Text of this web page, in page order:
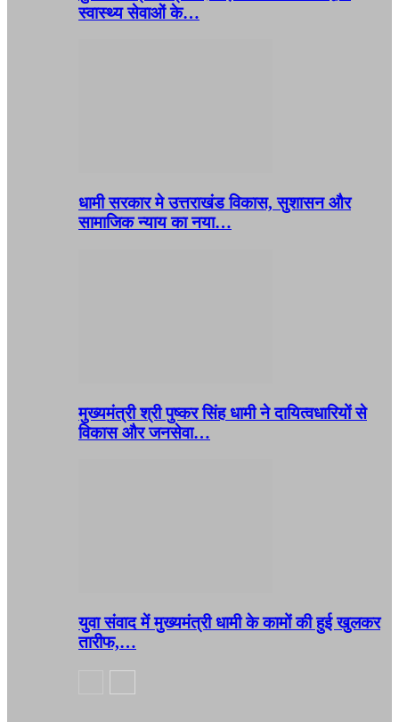
स्वास्थ्य सेवाओं के…
धामी सरकार मे उत्तराखंड विकास, सुशासन और
सामाजिक न्याय का नया…
मुख्यमंत्री श्री पुष्कर सिंह धामी ने दायित्वधारियों से
विकास और जनसेवा…
युवा संवाद में मुख्यमंत्री धामी के कामों की हुई खुलकर
तारीफ,…